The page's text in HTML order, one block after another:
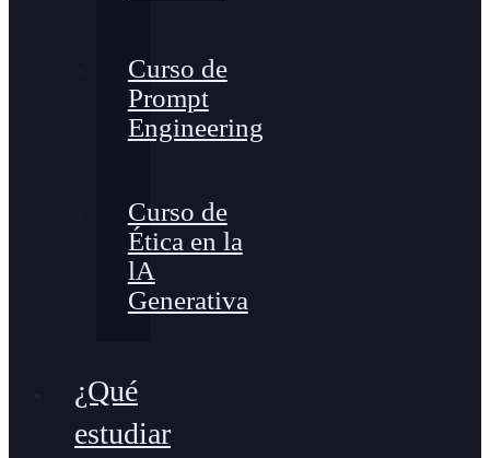
Curso de
Prompt
Engineering
Curso de
Ética en la
lA
Generativa
¿Qué
estudiar